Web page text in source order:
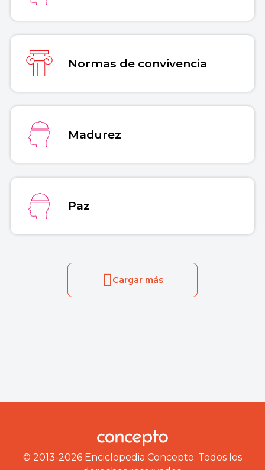
Normas de convivencia
Madurez
Paz
Cargar más
© 2013-2026 Enciclopedia Concepto. Todos los